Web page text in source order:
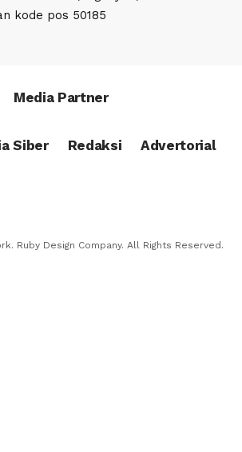
kode pos 50185
Media Partner
Siber Redaksi Advertorial
Ruby Design Company. All Rights Reserved.